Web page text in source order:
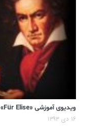
ویدیوی آموزشی «Für Elise» اثر «Beethoven»
۱۶ دی ۱۳۹۳